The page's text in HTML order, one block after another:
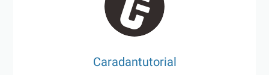
Caradantutorial